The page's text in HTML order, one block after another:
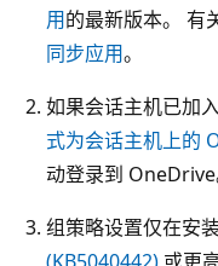
用的最新版本。 有
同步应用。
如果会话主机已加
式为会话主机上的
动登录到 OneDrive
组策略设置仅在安
(KB5040442) 或更